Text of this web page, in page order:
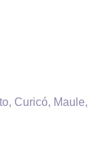
Curicó, Maule,